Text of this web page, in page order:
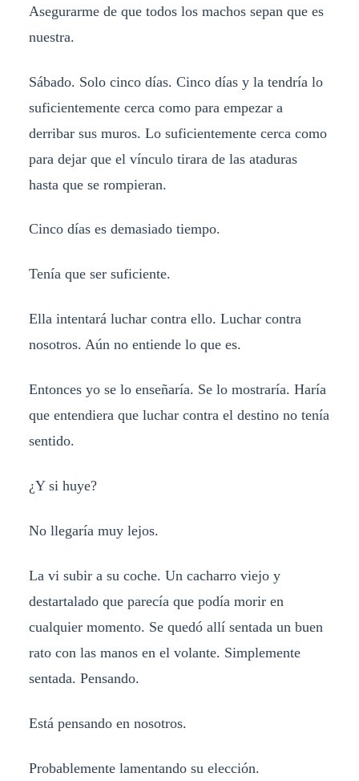
Asegurarme de que todos los machos sepan que es
nuestra.
Sábado. Solo cinco días. Cinco días y la tendría lo
suficientemente cerca como para empezar a
derribar sus muros. Lo suficientemente cerca como
para dejar que el vínculo tirara de las ataduras
hasta que se rompieran.
Cinco días es demasiado tiempo.
Tenía que ser suficiente.
Ella intentará luchar contra ello. Luchar contra
nosotros. Aún no entiende lo que es.
Entonces yo se lo enseñaría. Se lo mostraría. Haría
que entendiera que luchar contra el destino no tenía
sentido.
¿Y si huye?
No llegaría muy lejos.
La vi subir a su coche. Un cacharro viejo y
destartalado que parecía que podía morir en
cualquier momento. Se quedó allí sentada un buen
rato con las manos en el volante. Simplemente
sentada. Pensando.
Está pensando en nosotros.
Probablemente lamentando su elección.